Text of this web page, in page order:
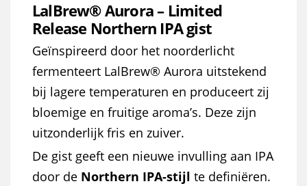
LalBrew® Aurora – Limited
Release Northern IPA gist
Geïnspireerd door het noorderlicht
fermenteert LalBrew® Aurora uitstekend
bij lagere temperaturen en produceert zij
bloemige en fruitige aroma’s. Deze zijn
uitzonderlijk fris en zuiver.
De gist geeft een nieuwe invulling aan IPA
door de Northern IPA-stijl te definiëren.